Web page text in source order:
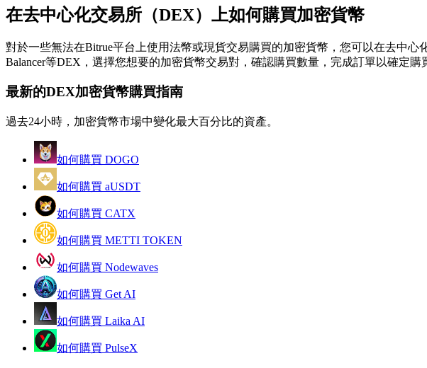
跟單
與頂尖交易專家同行
成為跟單交易員
坐享盈利分成和跟單分傭
在去中心化交易所（DEX）上如何購買加密貨幣
對於一些無法在Bitrue平台上使用法幣或現貨交易購買的加密貨幣，您可以在去中心
Balancer等DEX，選擇您想要的加密貨幣交易對，確認購買數量，完成訂單以確定購
最新的DEX加密貨幣購買指南
過去24小時，加密貨幣市場中變化最大百分比的資產。
如何購買 DOGO
如何購買 aUSDT
如何購買 CATX
如何購買 METTI TOKEN
如何購買 Nodewaves
如何購買 Get AI
如何購買 Laika AI
如何購買 PulseX